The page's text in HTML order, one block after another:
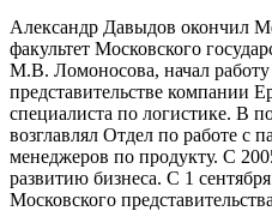
Александр Давыдов окончил
факультет Московского
М.В. Ломоносова, начал
представительстве компании
специалиста по логистике. В
возглавлял Отдел по работе с
менеджеров по продукту. С
развитию бизнеса. С 1
Московского